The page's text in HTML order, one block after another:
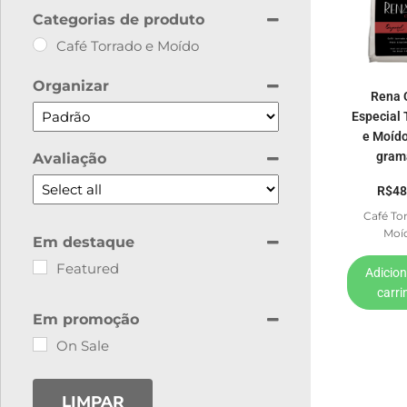
Categorias de produto
Café Torrado e Moído
Organizar
Sort Products
Avaliação
Em destaque
Featured
Em promoção
On Sale
LIMPAR
Rena
Especial
e
R$
Café